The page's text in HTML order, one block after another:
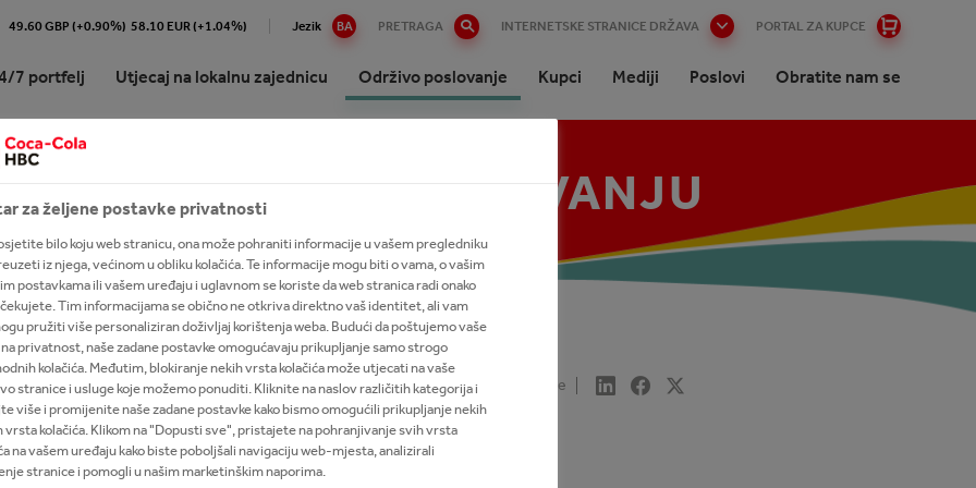
49.60 GBP (+0.90%) 58.10 EUR (+1.04%) Jezik BA PRETRAGA INTERNETSKE STRANICE DRŽAVA PORTAL ZA KUPCE
7 portfelj Utjecaj na lokalnu zajednicu Održivo poslovanje Kupci Mediji Poslovi Obratite nam se
o Coca-Coli HBC B-H
kompanije
s kompanijom The
Cola Company
vrijednosti za sve aktere
naš 24/7 portfelj
bezalkoholni napici
napici za odrasle
sokovi
čajevi
napitci
pića
Aktuelne nagradne igre i dobitnici
Naš socio-ekonomski utjecaj u BiH
Mission Refresh
International leadership trainee
O ODRŽIVOM POSLOVANJU
Share
o održivom poslovanju Izvještaj o održivom poslovanju 2016.
za željene postavke privatnosti
bilo koju web stranicu, ona može pohraniti informacije u vašem pregledniku
iz njega, većinom u obliku kolačića. Te informacije mogu biti o vama, o vašim
postavkama ili vašem uređaju i uglavnom se koriste da web stranica radi onako
Tim informacijama se obično ne otkriva direktno vaš identitet, ali vam
pružiti više personaliziran doživljaj korištenja weba. Budući da poštujemo vaše
privatnost, naše zadane postavke omogućavaju prikupljanje samo strogo
kolačića. Međutim, blokiranje nekih vrsta kolačića može utjecati na vaše
stranice i usluge koje možemo ponuditi. Kliknite na naslov različitih kategorija i
više i promijenite naše zadane postavke kako bismo omogućili prikupljanje nekih
vrsta kolačića. Klikom na "Dopusti sve", pristajete na pohranjivanje svih vrsta
na vašem uređaju kako biste poboljšali navigaciju web-mjesta, analizirali
stranice i pomogli u našim marketinškim naporima.